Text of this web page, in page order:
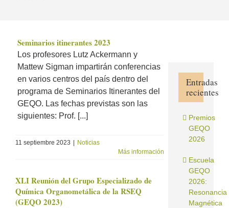
Seminarios itinerantes 2023
Los profesores Lutz Ackermann y
Mattew Sigman impartirán conferencias
en varios centros del país dentro del
programa de Seminarios Itinerantes del
GEQO. Las fechas previstas son las
siguientes: Prof. [...]
11 septiembre 2023
Noticias
Más información
XLI Reunión del Grupo Especializado de
Química Organometálica de la RSEQ
(GEQO 2023)
Entradas
recientes
Premios
GEQO
2026
Escuela
GEQO
2026:
Resonancia
Magnética